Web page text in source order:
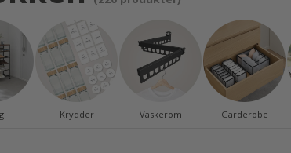
Krydder Vaskerom Garderobe